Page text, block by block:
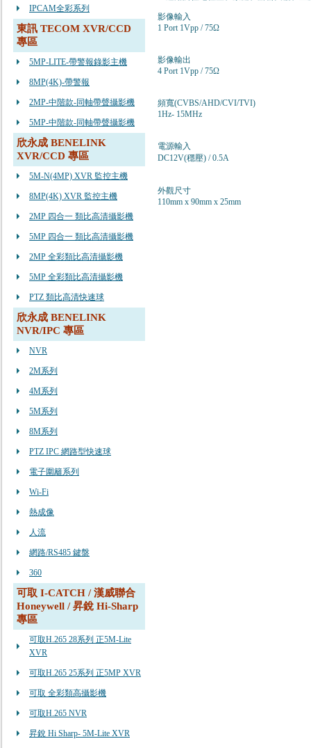
IPCAM全彩系列
東訊 TECOM XVR/CCD
專區
5MP-LITE-帶警報錄影主機
8MP(4K)-帶警報
2MP-中階款-同軸帶聲攝影機
5MP-中階款-同軸帶聲攝影機
欣永成 BENELINK
XVR/CCD 專區
5M-N(4MP) XVR 監控主機
8MP(4K) XVR 監控主機
2MP 四合一 類比高清攝影機
5MP 四合一 類比高清攝影機
2MP 全彩類比高清攝影機
5MP 全彩類比高清攝影機
PTZ 類比高清快速球
欣永成 BENELINK
NVR/IPC 專區
NVR
2M系列
4M系列
5M系列
8M系列
PTZ IPC 網路型快速球
電子圍籬系列
Wi-Fi
熱成像
人流
網路/RS485 鍵盤
360
可取 I-CATCH / 漢威聯合
Honeywell / 昇銳 Hi-Sharp
專區
可取H.265 28系列 正5M-Lite
XVR
可取H.265 25系列 正5MP XVR
可取 全彩類高攝影機
可取H.265 NVR
昇銳 Hi Sharp- 5M-Lite XVR
影像輸入
1 Port 1Vpp / 75Ω
影像輸出
4 Port 1Vpp / 75Ω
頻寬(CVBS/AHD/CVI/TVI)
1Hz- 15MHz
電源輸入
DC12V(穩壓) / 0.5A
外觀尺寸
110mm x 90mm x 25mm